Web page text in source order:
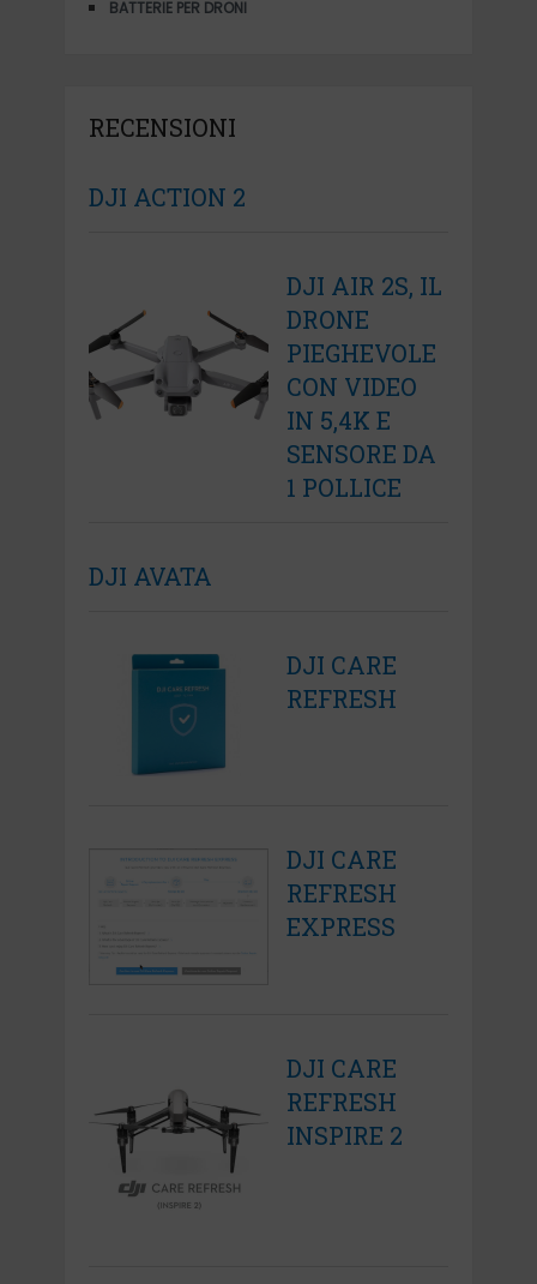
BATTERIE PER DRONI
RECENSIONI
DJI ACTION 2
DJI AIR 2S, IL
DRONE
PIEGHEVOLE
CON VIDEO
IN 5,4K E
SENSORE DA
1 POLLICE
DJI AVATA
DJI CARE
REFRESH
DJI CARE
REFRESH
EXPRESS
DJI CARE
REFRESH
INSPIRE 2